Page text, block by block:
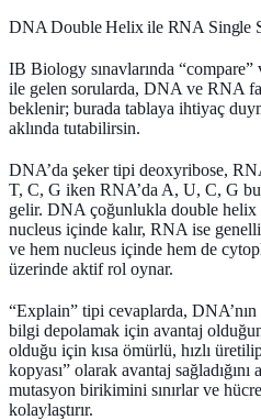
DNA Double Helix ile RNA Single
IB Biology sınavlarında “compare”
ile gelen sorularda, DNA ve RNA
beklenir; burada tablaya ihtiyaç
aklında tutabilirsin.
DNA’da şeker tipi deoxyribose,
T, C, G iken RNA’da A, U, C, G
gelir. DNA çoğunlukla double helix
nucleus içinde kalır, RNA ise
ve hem nucleus içinde hem de
üzerinde aktif rol oynar.
“Explain” tipi cevaplarda, DNA’nın
bilgi depolamak için avantaj
olduğu için kısa ömürlü, hızlı üretilip
kopyası” olarak avantaj
mutasyon birikimini sınırlar ve
kolaylaştırır.